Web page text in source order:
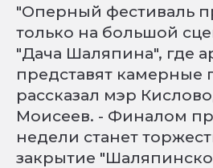
"Оперный фестиваль
только на большой
"Дача Шаляпина", где
представят камерные
рассказал мэр
Моисеев. - Финалом
недели станет
закрытие